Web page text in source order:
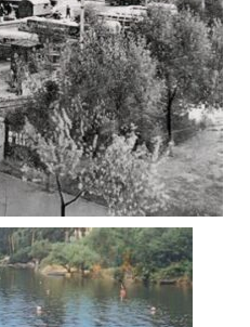
1963
Фото Житомир (1960-1970)